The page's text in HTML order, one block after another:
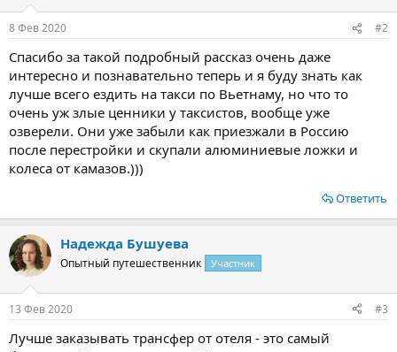
8 Фев 2020 #2
Спасибо за такой подробный рассказ очень даже
интересно и познавательно теперь и я буду знать как
лучше всего ездить на такси по Вьетнаму, но что то
очень уж злые ценники у таксистов, вообще уже
озверели. Они уже забыли как приезжали в Россию
после перестройки и скупали алюминиевые ложки и
колеса от камазов.)))
Ответить
Надежда Бушуева
Опытный путешественник Участник
13 Фев 2020 #3
Лучше заказывать трансфер от отеля - это самый